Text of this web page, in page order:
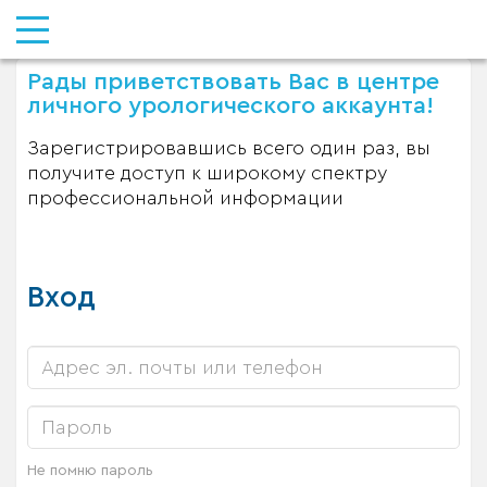
Рады приветствовать Вас в центре
личного урологического аккаунта!
Зарегистрировавшись всего один раз, вы
получите доступ к широкому спектру
профессиональной информации
Вход
Не помню пароль